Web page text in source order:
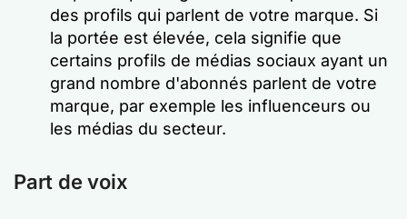
des profils qui parlent de votre marque. Si
la portée est élevée, cela signifie que
certains profils de médias sociaux ayant un
grand nombre d'abonnés parlent de votre
marque, par exemple les influenceurs ou
les médias du secteur.
Part de voix